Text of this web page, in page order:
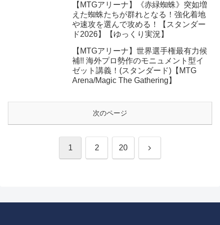
【MTGアリーナ】《赤緑蜘蛛》突如増
えた蜘蛛たちが群れとなる！強化着地
や速攻を選んで攻める！【スタンダー
ド2026】【ゆっくり実況】
【MTGアリーナ】世界選手権最有力候
補!! 海外プロ勢作のモニュメント型イ
ゼット講義！(スタンダード)【MTG
Arena/Magic The Gathering】
次のページ
1 2 20 次